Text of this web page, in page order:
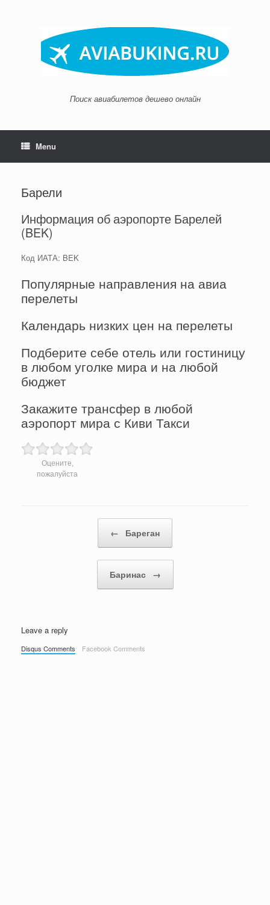
Поиск авиабилетов дешево онлайн
Menu
Барели
Информация об аэропорте Барелей
(BEK)
Код ИАТА: BEK
Популярные направления на авиа
перелеты
Календарь низких цен на перелеты
Подберите себе отель или гостиницу
в любом уголке мира и на любой
бюджет
Закажите трансфер в любой
аэропорт мира с Киви Такси
Оцените,
пожалуйста
← Бареган
Баринас →
Leave a reply
Disqus Comments Facebook Comments